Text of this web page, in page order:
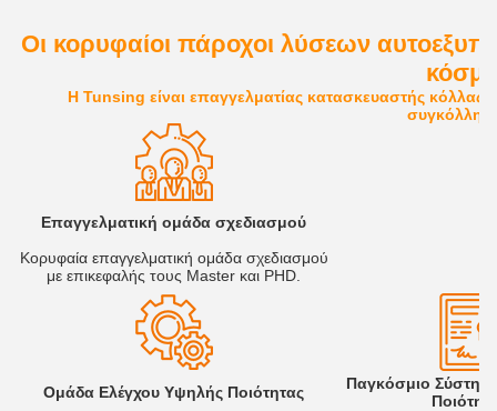
Οι κορυφαίοι πάροχοι λύσεων
κόσμο
Η Tunsing είναι επαγγελματίας κατασκευαστής
Επαγγελματική ομάδα σχεδιασμού
Κορυφαία επαγγελματική ομάδα σχεδιασμού
με επικεφαλής τους Master και PHD.
Ομάδα Ελέγχου Υψηλής Ποιότητας
Παγκόσμιο